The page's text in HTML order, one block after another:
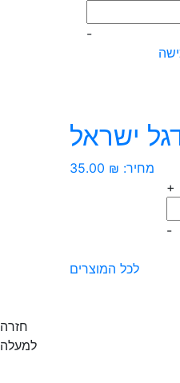
-
ישראל
מחיר: 35.00 ₪
+
-
לכל המוצרים
חזרה
למעלה